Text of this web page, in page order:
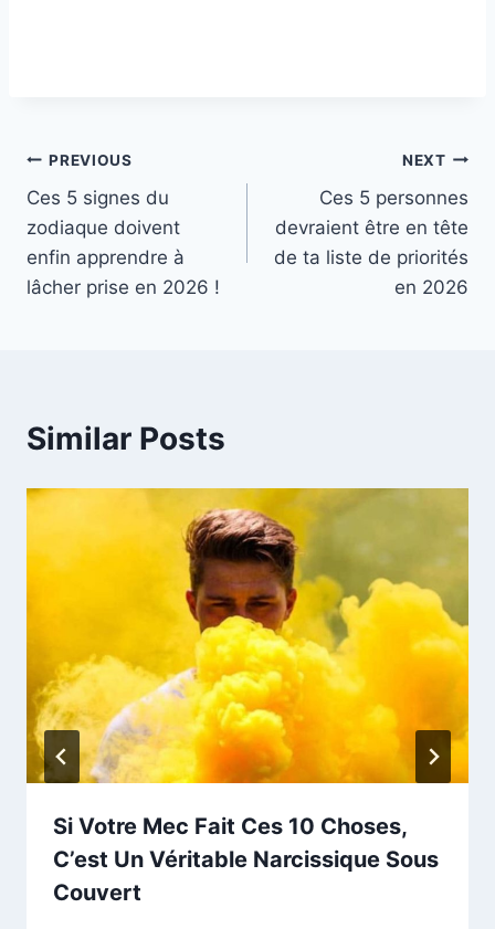
Post
navigation
PREVIOUS
Ces 5 signes du
zodiaque doivent
enfin apprendre à
lâcher prise en 2026 !
NEXT
Ces 5 personnes
devraient être en tête
de ta liste de priorités
en 2026
Similar Posts
Si Votre Mec Fait Ces 10 Choses,
C’est Un Véritable Narcissique Sous
Couvert